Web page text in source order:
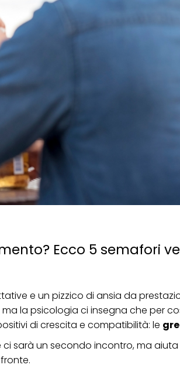
Ecco 5 semafori
e un pizzico di ansia da
ma la psicologia ci insegna che per
di crescita e compatibilità: le
sarà un secondo incontro, ma